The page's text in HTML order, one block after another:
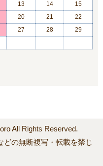
13 14
15
20 21
22
27 28
29
All Rights Reserved.
どの無断複写・転載を禁じ